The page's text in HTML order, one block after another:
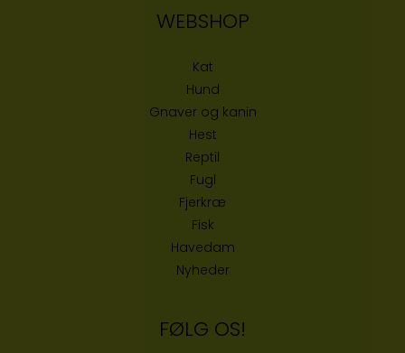
WEBSHOP
Kat
Hund
Gnaver og kanin
Hest
Reptil
Fugl
Fjerkræ
Fisk
Havedam
Nyheder
FØLG OS!